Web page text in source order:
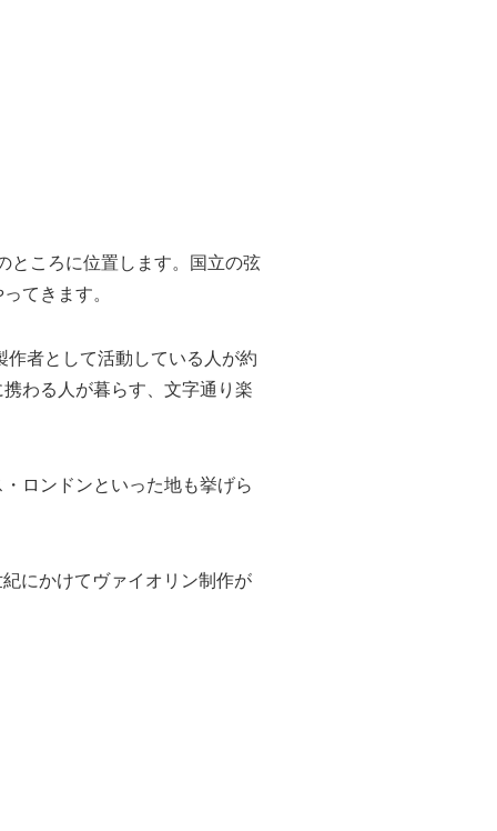
ころに位置します。国立の弦
てきます。
者として活動している人が約
わる人が暮らす、文字通り楽
ロンドンといった地も挙げら
にかけてヴァイオリン制作が